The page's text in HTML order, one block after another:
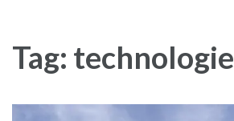
Tag: technologie